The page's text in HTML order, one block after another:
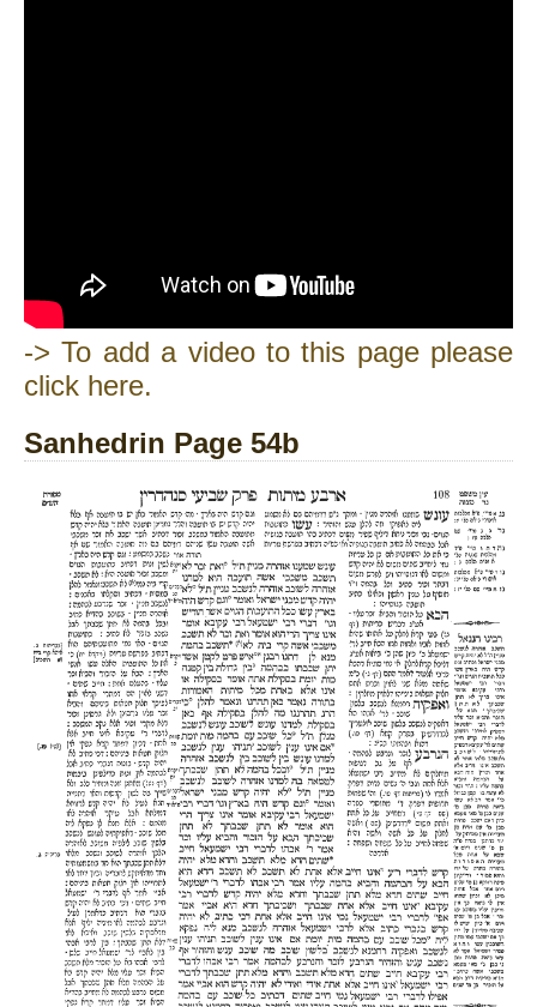
-> To add a video to this page please
click here.
Sanhedrin Page 54b